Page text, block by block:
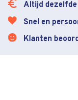
Altijd dezelfde
Snel en
Klanten